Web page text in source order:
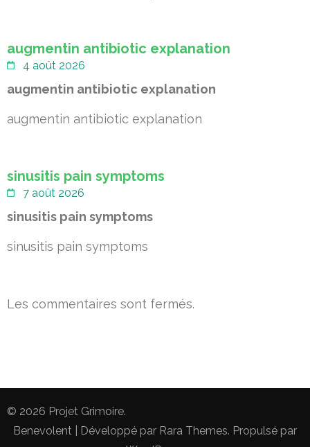
augmentin antibiotic explanation
4 août 2026
augmentin antibiotic explanation
augmentin antibiotic explanation
sinusitis pain symptoms
7 août 2026
sinusitis pain symptoms
sinusitis pain symptoms
Les commentaires sont fermés.
© 2026 Projet Grimoire.
Benevolent | Développé par Rara Themes. Propulsé par